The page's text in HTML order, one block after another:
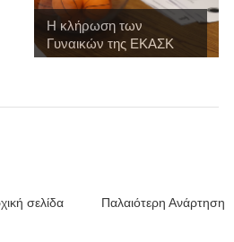
Η κλήρωση των
Γυναικών της ΕΚΑΣΚ
γι...
Παλαιότερη Ανάρτηση
σελίδα